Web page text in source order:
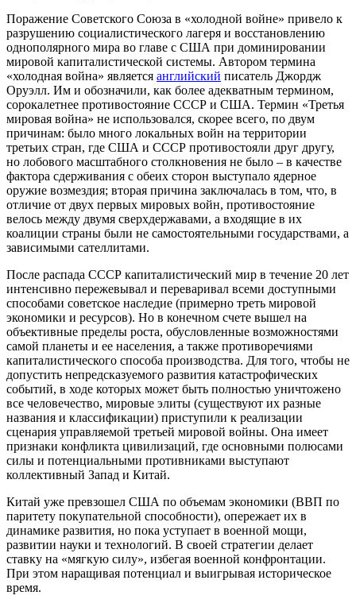
Поражение Советского Союза в «холодной войне» привело к
разрушению социалистического лагеря и восстановлению
однополярного мира во главе с США при доминировании
мировой капиталистической системы. Автором термина
«холодная война» является английский писатель Джордж
Оруэлл. Им и обозначили, как более адекватным термином,
сорокалетнее противостояние СССР и США. Термин «Третья
мировая война» не использовался, скорее всего, по двум
причинам: было много локальных войн на территории
третьих стран, где США и СССР противостояли друг другу,
но лобового масштабного столкновения не было – в качестве
фактора сдерживания с обеих сторон выступало ядерное
оружие возмездия; вторая причина заключалась в том, что, в
отличие от двух первых мировых войн, противостояние
велось между двумя сверхдержавами, а входящие в их
коалиции страны были не самостоятельными государствами, а
зависимыми сателлитами.
После распада СССР капиталистический мир в течение 20 лет
интенсивно пережевывал и переваривал всеми доступными
способами советское наследие (примерно треть мировой
экономики и ресурсов). Но в конечном счете вышел на
объективные пределы роста, обусловленные возможностями
самой планеты и ее населения, а также противоречиями
капиталистического способа производства. Для того, чтобы не
допустить непредсказуемого развития катастрофических
событий, в ходе которых может быть полностью уничтожено
все человечество, мировые элиты (существуют их разные
названия и классификации) приступили к реализации
сценария управляемой третьей мировой войны. Она имеет
признаки конфликта цивилизаций, где основными полюсами
силы и потенциальными противниками выступают
коллективный Запад и Китай.
Китай уже превзошел США по объемам экономики (ВВП по
паритету покупательной способности), опережает их в
динамике развития, но пока уступает в военной мощи,
развитии науки и технологий. В своей стратегии делает
ставку на «мягкую силу», избегая военной конфронтации.
При этом наращивая потенциал и выигрывая историческое
время.